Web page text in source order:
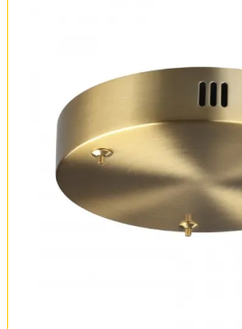
Обмен и возврат
Установка
FAQ